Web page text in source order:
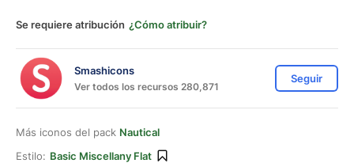
Se requiere atribución ¿Cómo atribuir?
Smashicons
Ver todos los recursos 280,871
Seguir
Más iconos del pack Nautical
Estilo: Basic Miscellany Flat